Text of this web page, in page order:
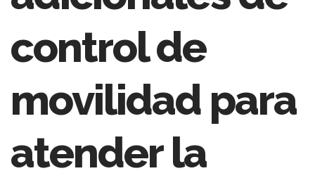
control de
movilidad para
atender la